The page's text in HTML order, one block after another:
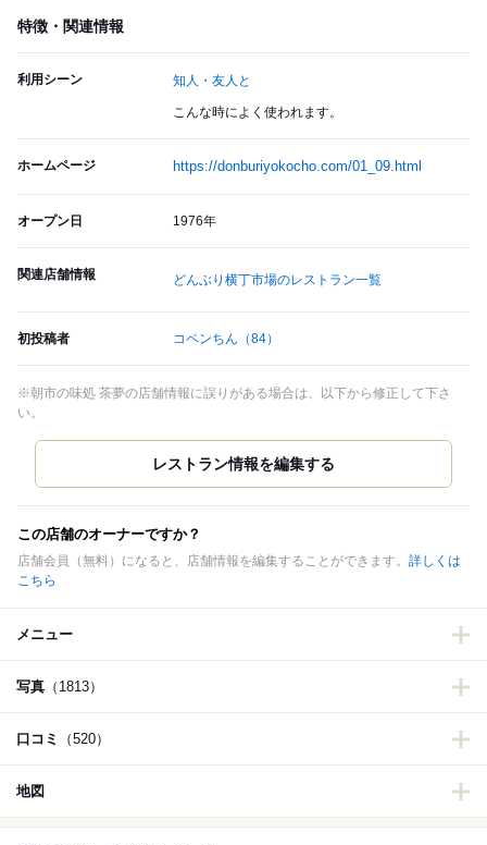
特徴・関連情報
利用シーン 知人・友人と
こんな時によく使われます。
ホームページ https://donburiyokocho.com/01_09.html
オープン日 1976年
関連店舗情報 どんぶり横丁市場のレストラン一覧
初投稿者 コペンちん （84）
※朝市の味処 茶夢の店舗情報に誤りがある場合は、以下から修正して下さ
い。
この店舗のオーナーですか？
店舗会員（無料）になると、店舗情報を編集することができます。 詳しくは
こちら
メニュー
写真 （1813）
口コミ （520）
地図